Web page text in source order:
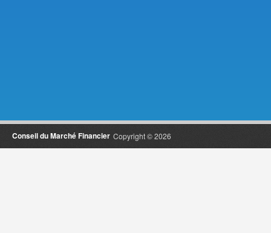
Copyright © 2026
Conseil du Marché Financier